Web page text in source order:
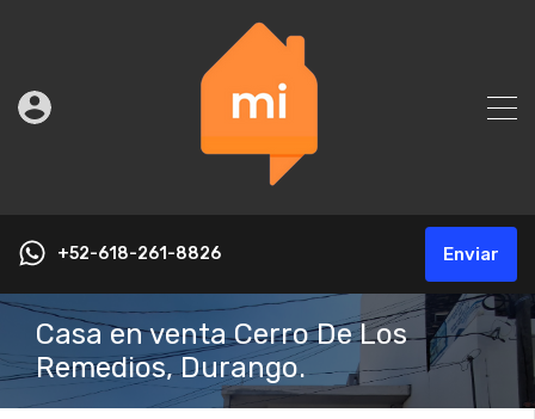
+52-618-261-8826 Enviar
Casa en venta Cerro De Los
Remedios, Durango.